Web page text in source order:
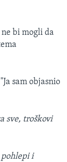
bi mogli da
sam objasnio
sve, troškovi
pohlepi i